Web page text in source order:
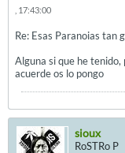
, 17:43:00
Re: Esas Paranoias tan
Alguna si que he tenido,
acuerde os lo pongo
sioux
RoSTRo P